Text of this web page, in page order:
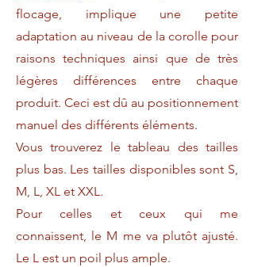
flocage, implique une petite
adaptation au niveau de la corolle pour
raisons techniques ainsi que de très
légères différences entre chaque
produit. Ceci est dû au positionnement
manuel des différents éléments.
Vous trouverez le tableau des tailles
plus bas. Les tailles disponibles sont S,
M, L, XL et XXL.
Pour celles et ceux qui me
connaissent, le M me va plutôt ajusté.
Le L est un poil plus ample.